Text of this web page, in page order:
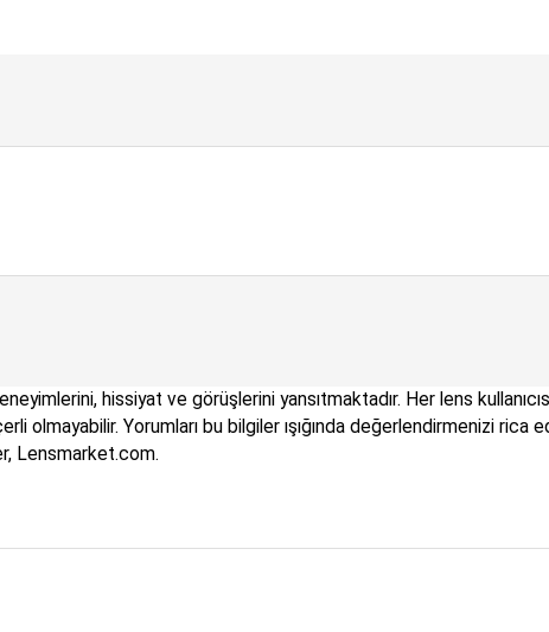
hissiyat ve görüşlerini yansıtmaktadır. Her lens
olmayabilir. Yorumları bu bilgiler ışığında değerlendirmenizi rica
Lensmarket.com.